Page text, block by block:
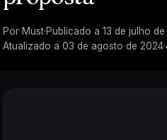
Por Must·Publicado a 13 de julho de
Atualizado a 03 de agosto de 2024·